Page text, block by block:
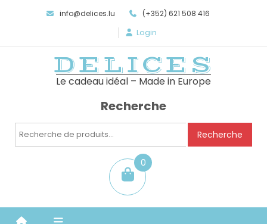
info@delices.lu (+352) 621 508 416
Login
DELICES
Le cadeau idéal – Made in Europe
Recherche
Recherche
Recherche
0
item